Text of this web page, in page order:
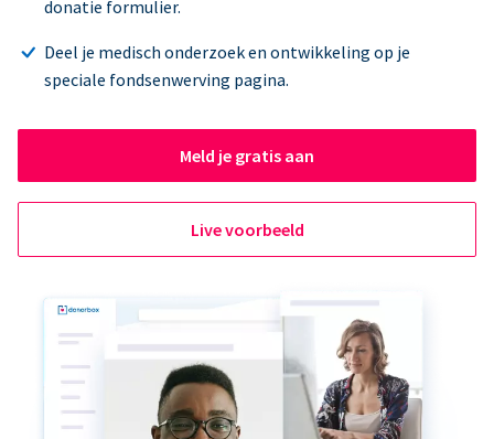
donatie formulier.
Deel je medisch onderzoek en ontwikkeling op je
speciale fondsenwerving pagina.
Meld je gratis aan
Live voorbeeld